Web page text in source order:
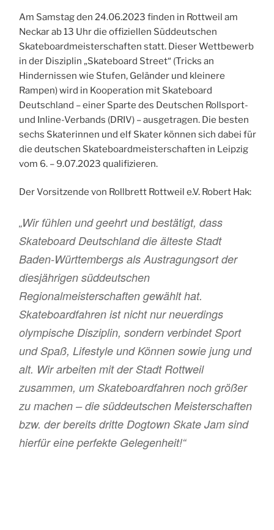
Am Samstag den 24.06.2023 finden in Rottweil am
Neckar ab 13 Uhr die offiziellen Süddeutschen
Skateboardmeisterschaften statt. Dieser Wettbewerb
in der Disziplin „Skateboard Street“ (Tricks an
Hindernissen wie Stufen, Geländer und kleinere
Rampen) wird in Kooperation mit Skateboard
Deutschland – einer Sparte des Deutschen Rollsport-
und Inline-Verbands (DRIV) – ausgetragen. Die besten
sechs Skaterinnen und elf Skater können sich dabei für
die deutschen Skateboardmeisterschaften in Leipzig
vom 6. – 9.07.2023 qualifizieren.
Der Vorsitzende von Rollbrett Rottweil e.V. Robert Hak:
„Wir fühlen und geehrt und bestätigt, dass
Skateboard Deutschland die älteste Stadt
Baden-Württembergs als Austragungsort der
diesjährigen süddeutschen
Regionalmeisterschaften gewählt hat.
Skateboardfahren ist nicht nur neuerdings
olympische Disziplin, sondern verbindet Sport
und Spaß, Lifestyle und Können sowie jung und
alt. Wir arbeiten mit der Stadt Rottweil
zusammen, um Skateboardfahren noch größer
zu machen – die süddeutschen Meisterschaften
bzw. der bereits dritte Dogtown Skate Jam sind
hierfür eine perfekte Gelegenheit!“